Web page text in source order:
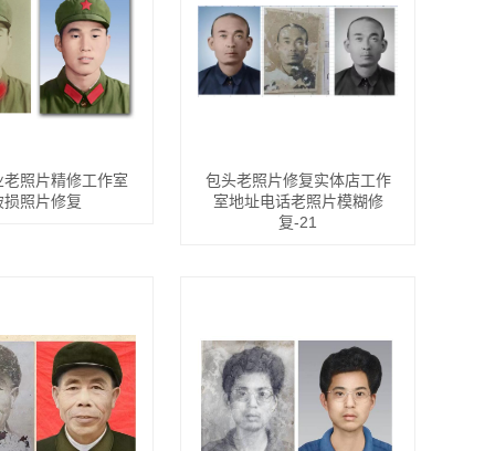
老照片精修工作室
损照片修复
包头老照片修复实体店工作
室地址电话老照片模糊修
复-21